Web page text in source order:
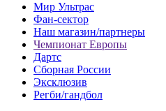
Мир Ультрас
Фан-cектор
Наш магазин/партнеры
Чемпионат Европы
Дартс
Сборная России
Эксклюзив
Регби/гандбол